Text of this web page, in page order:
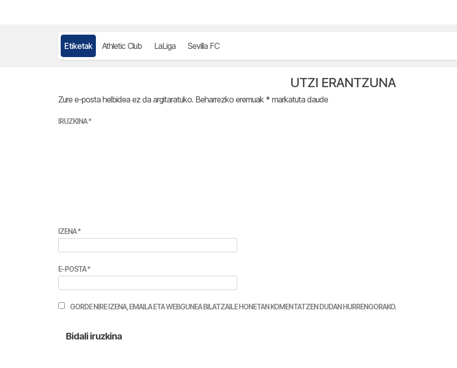
Etiketak Athletic Club LaLiga Sevilla FC
UTZI ERANTZUNA
Zure e-posta helbidea ez da argitaratuko. Beharrezko eremuak * markatuta daude
IRUZKINA*
IZENA*
E-POSTA*
GORDE NIRE IZENA, EMAILA ETA WEBGUNEA BILATZAILE HONETAN KOMENTATZEN DUDAN HURRENGORAKO.